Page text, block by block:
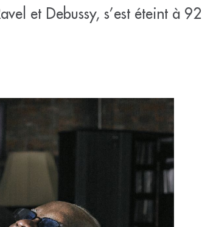
et Debussy, s’est éteint à 92